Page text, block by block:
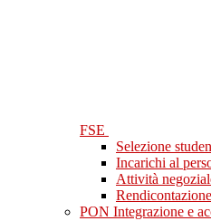
FSE
Selezione
Incarichi al
Attività
Rendicontazione
PON Integrazione e